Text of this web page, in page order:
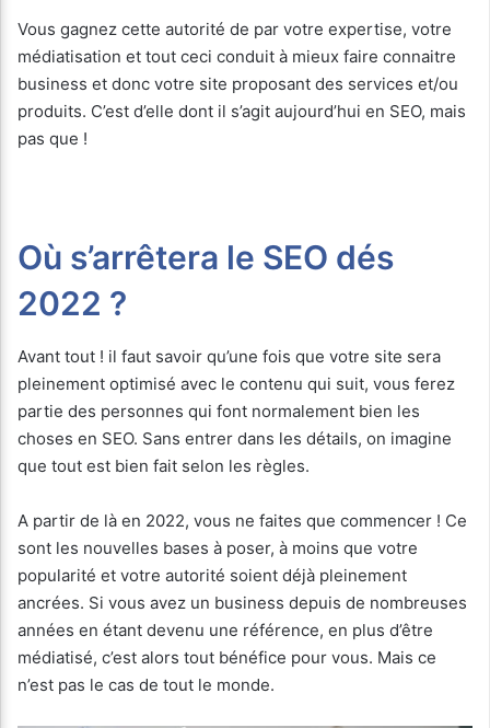
Vous gagnez cette autorité de par votre expertise, votre
médiatisation et tout ceci conduit à mieux faire connaitre
business et donc votre site proposant des services et/ou
produits. C’est d’elle dont il s’agit aujourd’hui en SEO, mais
pas que !
Où s’arrêtera le SEO dés
2022 ?
Avant tout ! il faut savoir qu’une fois que votre site sera
pleinement optimisé avec le contenu qui suit, vous ferez
partie des personnes qui font normalement bien les
choses en SEO. Sans entrer dans les détails, on imagine
que tout est bien fait selon les règles.
A partir de là en 2022, vous ne faites que commencer ! Ce
sont les nouvelles bases à poser, à moins que votre
popularité et votre autorité soient déjà pleinement
ancrées. Si vous avez un business depuis de nombreuses
années en étant devenu une référence, en plus d’être
médiatisé, c’est alors tout bénéfice pour vous. Mais ce
n’est pas le cas de tout le monde.